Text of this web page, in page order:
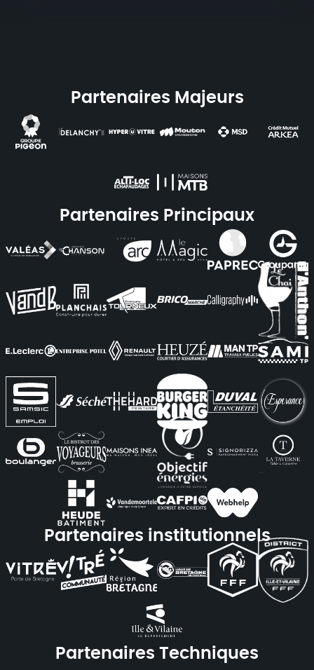
Partenaires Majeurs
Partenaires Principaux
Partenaires institutionnels
Partenaires Techniques